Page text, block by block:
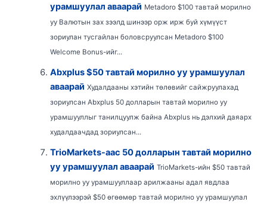
урамшуулал аваарай Metadoro $100 тавтай морилно
уу Валютын зах зээлд шинээр орж ирж буй хүмүүст
зориулан тусгайлан боловсруулсан Metadoro $100
Welcome Bonus-ийг...
Abxplus $50 тавтай морилно уу урамшуулал
аваарай Худалдааны хэтийн төлөвийг сайжруулахад
зориулсан Abxplus 50 долларын тавтай морилно уу
урамшууллыг танилцуулж байна Abxplus нь дэлхий даяарх
худалдаачдад зориулсан...
TrioMarkets-аас 50 долларын тавтай морилно
уу урамшуулал аваарай TrioMarkets-ийн $50 тавтай
морилно уу урамшууллаар арилжааны адал явдлаа
эхлүүлээрэй $50 өгөөмөр тавтай морилно уу урамшуулал